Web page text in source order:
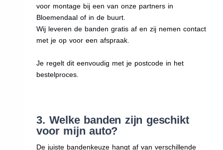
voor montage bij een van onze partners in
Bloemendaal of in de buurt.
Wij leveren de banden gratis af en zij nemen contact
met je op voor een afspraak.
Je regelt dit eenvoudig met je postcode in het
bestelproces.
3. Welke banden zijn geschikt
voor mijn auto?
De juiste bandenkeuze hangt af van verschillende